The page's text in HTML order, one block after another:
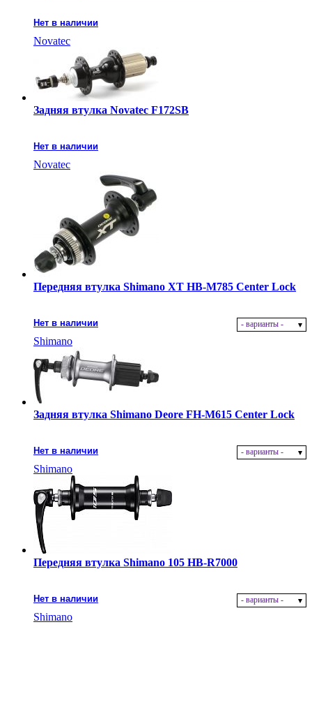
Нет в наличии
Novatec
Задняя втулка Novatec F172SB
Нет в наличии
Novatec
Передняя втулка Shimano XT HB-M785 Center Lock
Нет в наличии - варианты -
Shimano
Задняя втулка Shimano Deore FH-M615 Center Lock
Нет в наличии - варианты -
Shimano
Передняя втулка Shimano 105 HB-R7000
Нет в наличии - варианты -
Shimano